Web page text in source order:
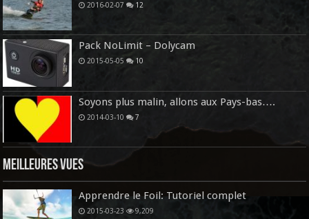
2016-02-07 12
Pack NoLimit – Dolycam
2015-05-05 10
Soyons plus malin, allons aux Pays-bas….
2014-03-10 7
Meilleures vues
Apprendre le Foil: Tutoriel complet
2015-03-23 9,209